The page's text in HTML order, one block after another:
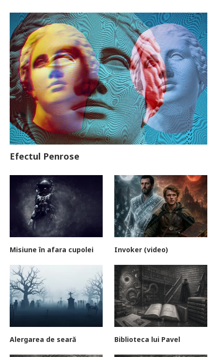
Efectul Penrose
Misiune în afara cupolei Invoker (video)
Alergarea de seară Biblioteca lui Pavel